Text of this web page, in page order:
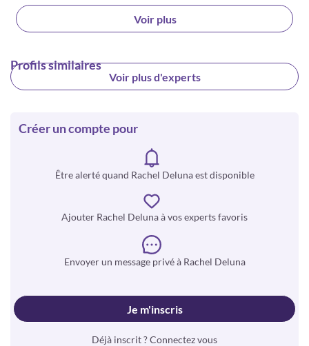
Voir plus
Profils similaires
Voir plus d'experts
Créer un compte pour
Être alerté quand Rachel Deluna est disponible
Ajouter Rachel Deluna à vos experts favoris
Envoyer un message privé à Rachel Deluna
Je m'inscris
Déjà inscrit ? Connectez vous